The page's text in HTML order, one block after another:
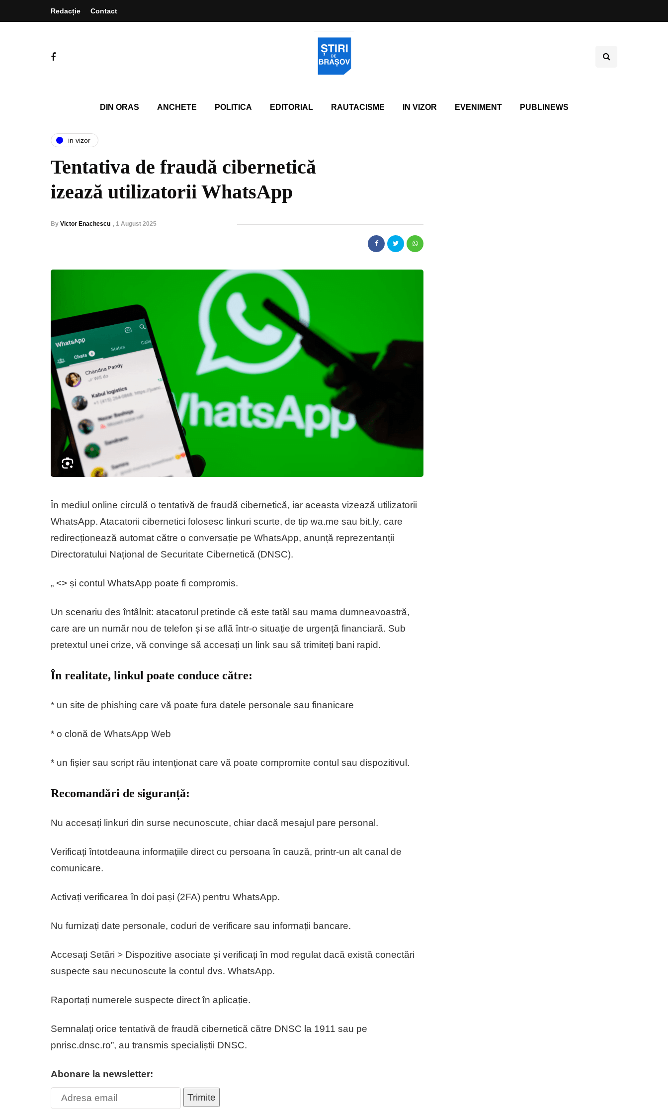
Redacție Contact
DIN ORAS ANCHETE POLITICA EDITORIAL RAUTACISME IN VIZOR EVENIMENT PUBLINEWS
in vizor
Tentativa de fraudă cibernetică
izează utilizatorii WhatsApp
By Victor Enachescu , 1 August 2025
În mediul online circulă o tentativă de fraudă cibernetică, iar aceasta vizează utilizatorii
WhatsApp. Atacatorii cibernetici folosesc linkuri scurte, de tip wa.me sau bit.ly, care
redirecționează automat către o conversație pe WhatsApp, anunță reprezentanții
Directoratului Național de Securitate Cibernetică (DNSC).
„ <> și contul WhatsApp poate fi compromis.
Un scenariu des întâlnit: atacatorul pretinde că este tatăl sau mama dumneavoastră,
care are un număr nou de telefon și se află într-o situație de urgență financiară. Sub
pretextul unei crize, vă convinge să accesați un link sau să trimiteți bani rapid.
În realitate, linkul poate conduce către:
* un site de phishing care vă poate fura datele personale sau finanicare
* o clonă de WhatsApp Web
* un fișier sau script rău intenționat care vă poate compromite contul sau dispozitivul.
Recomandări de siguranță:
Nu accesați linkuri din surse necunoscute, chiar dacă mesajul pare personal.
Verificați întotdeauna informațiile direct cu persoana în cauză, printr-un alt canal de
comunicare.
Activați verificarea în doi pași (2FA) pentru WhatsApp.
Nu furnizați date personale, coduri de verificare sau informații bancare.
Accesați Setări > Dispozitive asociate și verificați în mod regulat dacă există conectări
suspecte sau necunoscute la contul dvs. WhatsApp.
Raportați numerele suspecte direct în aplicație.
Semnalați orice tentativă de fraudă cibernetică către DNSC la 1911 sau pe
pnrisc.dnsc.ro”, au transmis specialiștii DNSC.
Abonare la newsletter:
Trimite